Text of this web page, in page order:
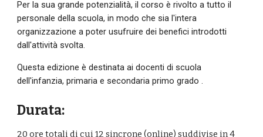
Per la sua grande potenzialità, il corso è rivolto a tutto il
personale della scuola, in modo che sia l'intera
organizzazione a poter usufruire dei benefici introdotti
dall'attività svolta.
Questa edizione è destinata ai docenti di scuola
dell'infanzia, primaria e secondaria primo grado .
Durata:
20 ore totali di cui 12 sincrone (online) suddivise in 4